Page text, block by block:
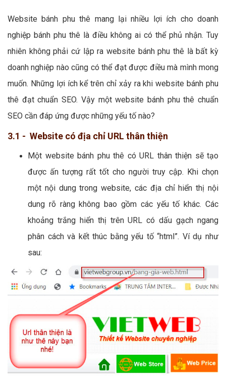
Website bánh phu thê mang lại nhiều lợi ích cho doanh
nghiệp bánh phu thê là điều không ai có thể phủ nhận. Tuy
nhiên không phải cứ lập ra website bánh phu thê là bất kỳ
doanh nghiệp nào cũng có thể đạt được điều mà mình mong
muốn. Những lợi ích kể trên chỉ xảy ra khi website bánh phu
thê đạt chuẩn SEO. Vậy một website bánh phu thê chuẩn
SEO cần đáp ứng được những yếu tố nào?
3.1 - Website có địa chỉ URL thân thiện
Một website bánh phu thê có URL thân thiện sẽ tạo
được ấn tượng rất tốt cho người truy cập. Khi chọn
một nội dung trong website, các địa chỉ hiển thị nội
dung rõ ràng không bao gồm các yếu tố khác. Các
khoảng trắng hiển thị trên URL có dấu gạch ngang
phân cách và kết thúc bằng yếu tố “html”. Ví dụ như
sau: